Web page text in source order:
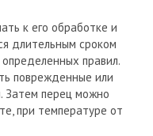
к его обработке и
длительным сроком
правил.
поврежденные или
Затем перец можно
при температуре от